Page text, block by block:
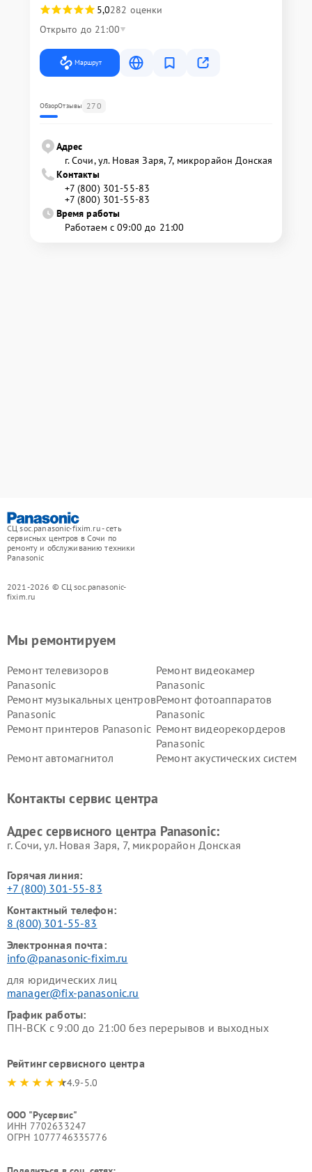
5,0282 оценки
Открыто до 21:00
Маршрут
ОбзорОтзывы 270
Адрес
г. Сочи, ул. Новая Заря, 7, микрорайон Донская
Контакты
+7 (800) 301-55-83
+7 (800) 301-55-83
Время работы
Работаем с 09:00 до 21:00
СЦ soc.panasonic-fixim.ru - сеть
сервисных центров в Сочи по
ремонту и обслуживанию техники
Panasonic
2021-2026 © СЦ soc.panasonic-
fixim.ru
Мы ремонтируем
Ремонт телевизоров
Panasonic
Ремонт видеокамер
Panasonic
Ремонт музыкальных центров
Panasonic
Ремонт фотоаппаратов
Panasonic
Ремонт принтеров Panasonic Ремонт видеорекордеров
Panasonic
Ремонт автомагнитол
Ремонт акустических систем
панелей Panasonic
Контакты сервис центра
Адрес сервисного центра Panasonic:
г. Сочи, ул. Новая Заря, 7, микрорайон Донская
Горячая линия:
+7 (800) 301-55-83
Контактный телефон:
8 (800) 301-55-83
Электронная почта:
info@panasonic-fixim.ru
для юридических лиц
manager@fix-panasonic.ru
График работы:
ПН-ВСК с 9:00 до 21:00 без перерывов и выходных
Рейтинг сервисного центра
4.9-5.0
ООО "Русервис"
ИНН 7702633247
ОГРН 1077746335776